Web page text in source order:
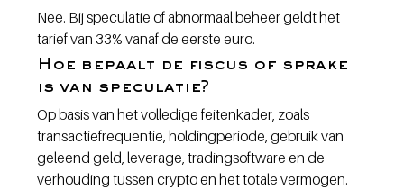
Nee. Bij speculatie of abnormaal beheer geldt het
tarief van 33% vanaf de eerste euro.
Hoe bepaalt de fiscus of sprake
is van speculatie?
Op basis van het volledige feitenkader, zoals
transactiefrequentie, holdingperiode, gebruik van
geleend geld, leverage, tradingsoftware en de
verhouding tussen crypto en het totale vermogen.